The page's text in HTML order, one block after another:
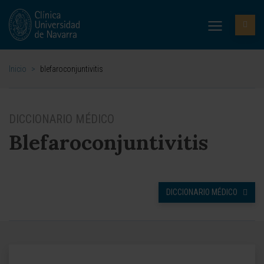
Inicio > blefaroconjuntivitis
DICCIONARIO MÉDICO
Blefaroconjuntivitis
DICCIONARIO MÉDICO